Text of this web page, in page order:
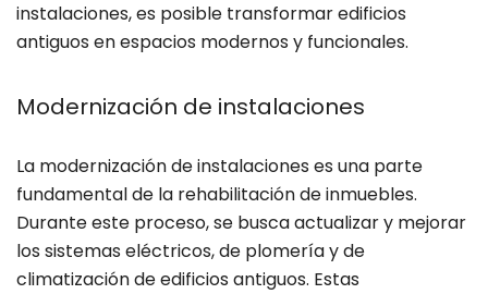
instalaciones, es posible transformar edificios
antiguos en espacios modernos y funcionales.
Modernización de instalaciones
La modernización de instalaciones es una parte
fundamental de la rehabilitación de inmuebles.
Durante este proceso, se busca actualizar y mejorar
los sistemas eléctricos, de plomería y de
climatización de edificios antiguos. Estas